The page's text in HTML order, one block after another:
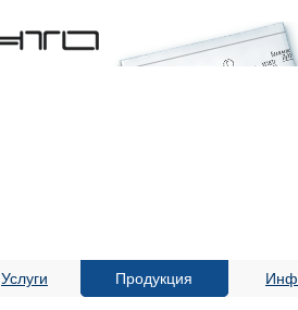
Услуги Продукция